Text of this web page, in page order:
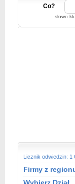
Co?
słowo
Licznik odwiedzin: 1
Firmy z